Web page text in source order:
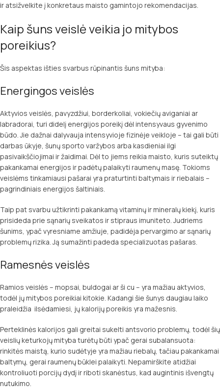
ir atsižvelkite į konkretaus maisto gamintojo rekomendacijas.
Kaip šuns veislė veikia jo mitybos
poreikius?
Šis aspektas išties svarbus rūpinantis šuns mityba:
Energingos veislės
Aktyvios veislės, pavyzdžiui, borderkoliai, vokiečių aviganiai ar
labradorai, turi didelį energijos poreikį dėl intensyvaus gyvenimo
būdo. Jie dažnai dalyvauja intensyvioje fizinėje veikloje – tai gali būti
darbas ūkyje, šunų sporto varžybos arba kasdieniai ilgi
pasivaikščiojimai ir žaidimai. Dėl to jiems reikia maisto, kuris suteiktų
pakankamai energijos ir padėtų palaikyti raumenų masę. Tokioms
veislėms tinkamiausi pašarai yra praturtinti baltymais ir riebalais –
pagrindiniais energijos šaltiniais.
Taip pat svarbu užtikrinti pakankamą vitaminų ir mineralų kiekį, kuris
prisideda prie sąnarių sveikatos ir stipraus imuniteto. Judriems
šunims, ypač vyresniame amžiuje, padidėja pervargimo ar sąnarių
problemų rizika. Ją sumažinti padeda specializuotas pašaras.
Ramesnės veislės
Ramios veislės – mopsai, buldogai ar ši cu – yra mažiau aktyvios,
todėl jų mitybos poreikiai kitokie. Kadangi šie šunys daugiau laiko
praleidžia ilsėdamiesi, jų kalorijų poreikis yra mažesnis.
Perteklinės kalorijos gali greitai sukelti antsvorio problemų, todėl šių
veislių keturkojų mityba turėtų būti ypač gerai subalansuota:
rinkitės maistą, kurio sudėtyje yra mažiau riebalų, tačiau pakankamai
baltymų, gerai raumenų būklei palaikyti. Nepamirškite atidžiai
kontroliuoti porcijų dydį ir riboti skanėstus, kad augintinis išvengtų
nutukimo.